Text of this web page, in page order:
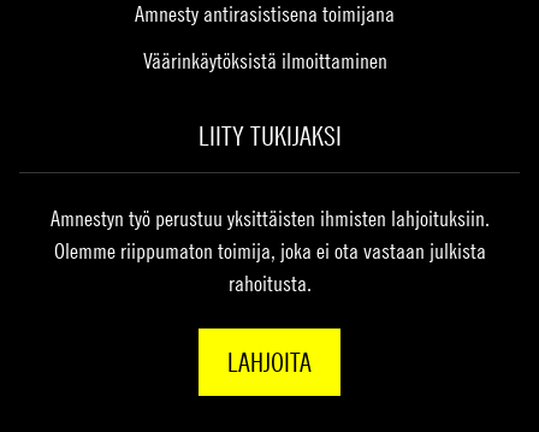
Amnesty antirasistisena toimijana
Väärinkäytöksistä ilmoittaminen
LIITY TUKIJAKSI
Amnestyn työ perustuu yksittäisten ihmisten lahjoituksiin.
Olemme riippumaton toimija, joka ei ota vastaan julkista
rahoitusta.
LAHJOITA